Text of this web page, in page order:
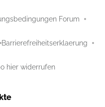
Forum
Barrierefreiheitserklaerung
hier widerrufen